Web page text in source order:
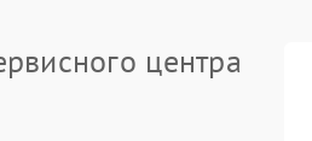
центра